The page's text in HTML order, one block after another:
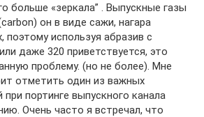
больше «зеркала” . Выпускные газы
он в виде сажи, нагара
поэтому используя абразив с
даже 320 приветствуется, это
проблему. (но не более). Мне
отметить один из важных
портинге выпускного канала
Очень часто я встречал, что